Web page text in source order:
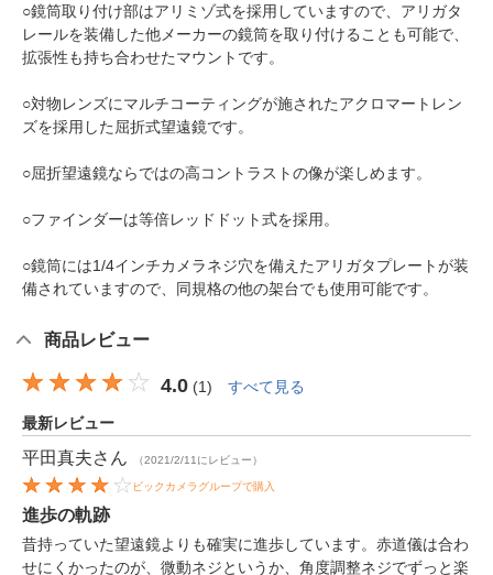
○鏡筒取り付け部はアリミゾ式を採用していますので、アリガタ
レールを装備した他メーカーの鏡筒を取り付けることも可能で、
拡張性も持ち合わせたマウントです。
○対物レンズにマルチコーティングが施されたアクロマートレン
ズを採用した屈折式望遠鏡です。
○屈折望遠鏡ならではの高コントラストの像が楽しめます。
○ファインダーは等倍レッドドット式を採用。
○鏡筒には1/4インチカメラネジ穴を備えたアリガタプレートが装
備されていますので、同規格の他の架台でも使用可能です。
商品レビュー
4.0 (1) すべて見る
最新レビュー
平田真夫さん （2021/2/11にレビュー）
ビックカメラグループで購入
進歩の軌跡
昔持っていた望遠鏡よりも確実に進歩しています。赤道儀は合わ
せにくかったのが、微動ネジというか、角度調整ネジでずっと楽